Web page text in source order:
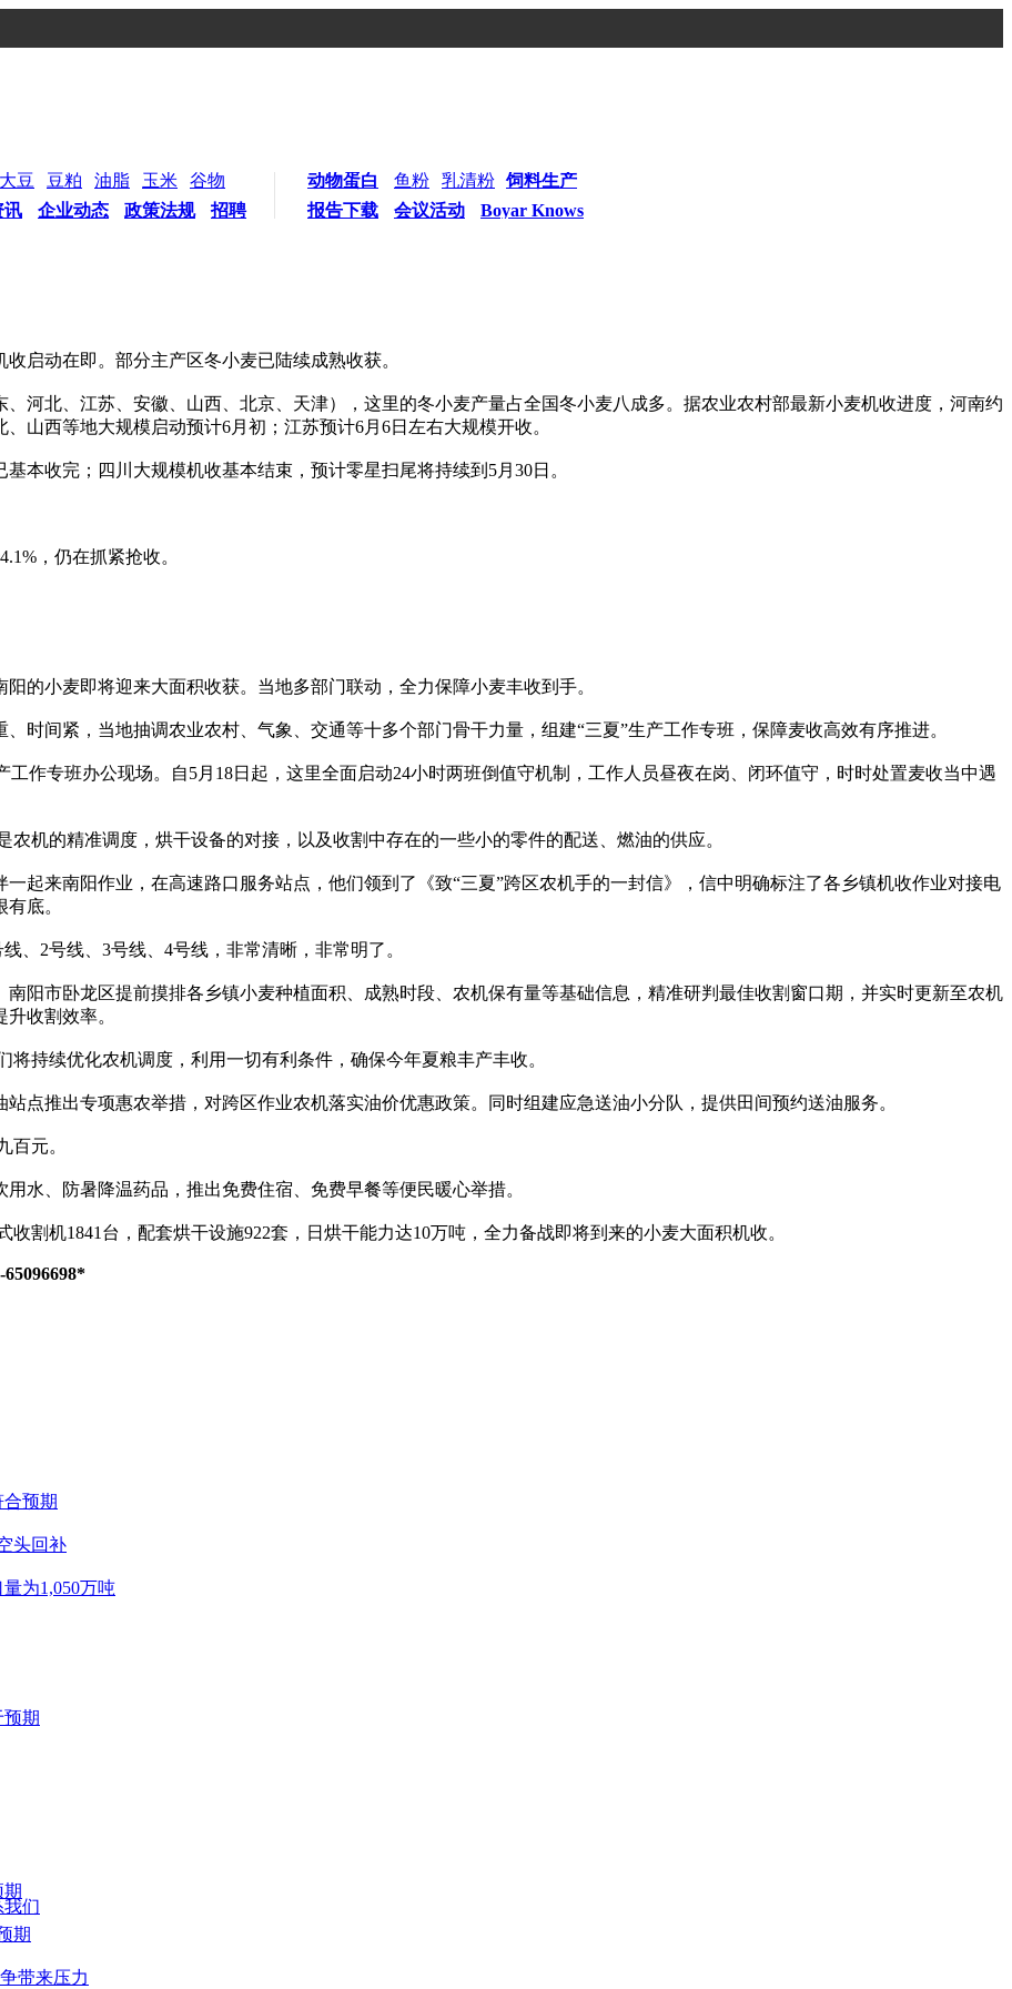
大豆 豆粕 油脂 玉米
谷物
讯
企业动态 政策法规 招聘
动物蛋白 鱼粉 乳清粉 饲料生产
报告下载
会议活动
Boyar Knows
启动在即。部分主产区冬小麦已陆续成熟收获。
北、江苏、安徽、山西、北京、天津），这里的冬小麦产量占全国冬小麦八成多。据农业农村部最新小麦机收进度，河南约
山西等地大规模启动预计6月初；江苏预计6月6日左右大规模开收。
收完；四川大规模机收基本结束，预计零星扫尾将持续到5月30日。
，仍在抓紧抢收。
小麦即将迎来大面积收获。当地多部门联动，全力保障小麦丰收到手。
间紧，当地抽调农业农村、气象、交通等十多个部门骨干力量，组建“三夏”生产工作专班，保障麦收高效有序推进。
专班办公现场。自5月18日起，这里全面启动24小时两班倒值守机制，工作人员昼夜在岗、闭环值守，时时处置麦收当中遇
的精准调度，烘干设备的对接，以及收割中存在的一些小的零件的配送、燃油的供应。
来南阳作业，在高速路口服务站点，他们领到了《致“三夏”跨区农机手的一封信》，信中明确标注了各乡镇机收作业对接电
底。
2号线、3号线、4号线，非常清晰，非常明了。
市卧龙区提前摸排各乡镇小麦种植面积、成熟时段、农机保有量等基础信息，精准研判最佳收割窗口期，并实时更新至农机
收割效率。
续优化农机调度，利用一切有利条件，确保今年夏粮丰产丰收。
推出专项惠农举措，对跨区作业农机落实油价优惠政策。同时组建应急送油小分队，提供田间预约送油服务。
元。
、防暑降温药品，推出免费住宿、免费早餐等便民暖心举措。
机1841台，配套烘干设施922套，日烘干能力达10万吨，全力备战即将到来的小麦大面积机收。
预期
头回补
为1,050万吨
期
期
带来压力
我们